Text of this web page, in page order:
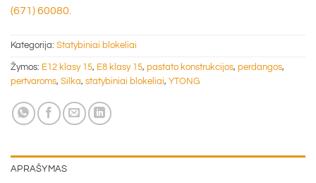
(671) 60080.
Kategorija: Statybiniai blokeliai
Žymos: E12 klasy 15, E8 klasy 15, pastato konstrukcijos, perdangos,
pertvaroms, Silka, statybiniai blokeliai, YTONG
APRAŠYMAS